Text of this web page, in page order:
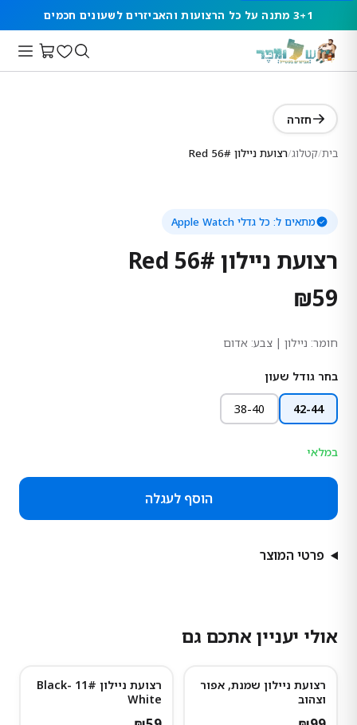
3+1 מתנה על כל הרצועות והאביזרים לשעונים חכמים
חזרה
בית/קטלוג/רצועת ניילון 56# Red
מתאים ל: כל גדלי Apple Watch
רצועת ניילון 56# Red
₪59
חומר: ניילון | צבע: אדום
בחר גודל שעון
42-44
38-40
במלאי
הוסף לעגלה
פרטי המוצר
אולי יעניין אתכם גם
רצועת ניילון שמנת, אפור
וצהוב
רצועת ניילון 11# Black-
White